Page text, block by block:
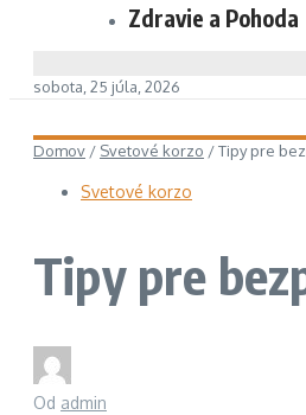
Zdravie a Pohoda
sobota, 25 júla, 2026
Domov / Svetové korzo /Tipy pre
Svetové korzo
Tipy pre
Od admin